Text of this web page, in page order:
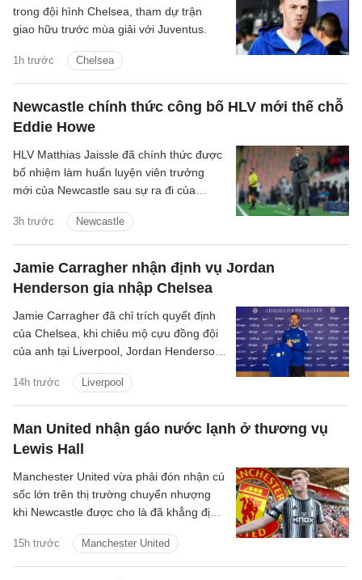
1h trước Chelsea
trong đội hình Chelsea, tham dự trận
giao hữu trước mùa giải với Juventus.
Newcastle chính thức công bố HLV mới thế chỗ
Eddie Howe
3h trước Newcastle
HLV Matthias Jaissle đã chính thức được
bổ nhiệm làm huấn luyện viên trưởng
mới của Newcastle sau sự ra đi của
Jamie Carragher nhận định vụ Jordan
Henderson gia nhập Chelsea
14h trước Liverpool
Jamie Carragher đã chỉ trích quyết định
của Chelsea, khi chiêu mộ cựu đồng đội
của anh tại Liverpool, Jordan Henderson,
Man United nhận gáo nước lạnh ở thương vụ
Lewis Hall
15h trước Manchester United
Manchester United vừa phải đón nhận cú
sốc lớn trên thị trường chuyển nhượng
khi Newcastle được cho là đã khẳng định
mùa hè năm nay.